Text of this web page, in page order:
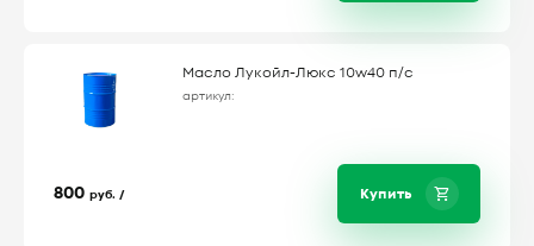
Масло Лукойл-Люкс 10w40 п/с
артикул:
800 руб. / Купить